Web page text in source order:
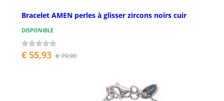
Bracelet AMEN perles à glisser zircons noirs cuir
DISPONIBLE
€ 55,93 € 79,90